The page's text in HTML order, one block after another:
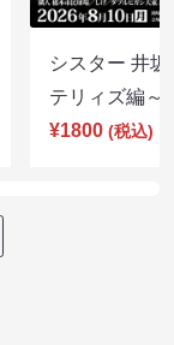
シスター 井
テリィズ編
¥1800 (税込)